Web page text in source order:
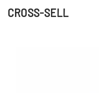
CROSS-SELL